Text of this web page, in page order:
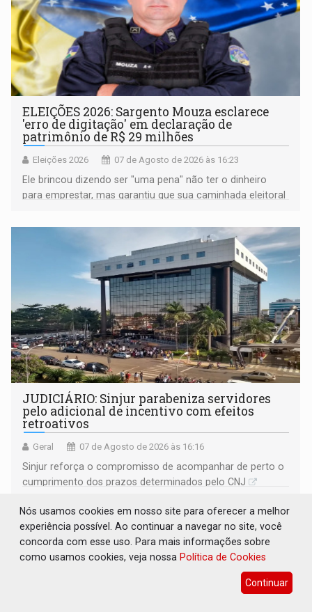
ELEIÇÕES 2026: Sargento Mouza esclarece
'erro de digitação' em declaração de
patrimônio de R$ 29 milhões
Eleições 2026 07 de Agosto de 2026 às 16:23
Ele brincou dizendo ser "uma pena" não ter o dinheiro
para emprestar, mas garantiu que sua caminhada eleitoral
JUDICIÁRIO: Sinjur parabeniza servidores
pelo adicional de incentivo com efeitos
retroativos
Geral 07 de Agosto de 2026 às 16:16
Sinjur reforça o compromisso de acompanhar de perto o
cumprimento dos prazos determinados pelo CNJ
Nós usamos cookies em nosso site para oferecer a melhor
experiência possível. Ao continuar a navegar no site, você
concorda com esse uso. Para mais informações sobre
como usamos cookies, veja nossa Política de Cookies
Continuar